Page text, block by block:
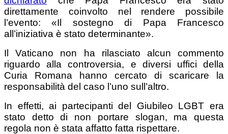
direttamente coinvolto nel rendere possibile
l’evento: «Il sostegno di Papa Francesco
all’iniziativa è stato determinante».
Il Vaticano non ha rilasciato alcun commento
riguardo alla controversia, e diversi uffici della
Curia Romana hanno cercato di scaricare la
responsabilità del caso l’uno sull’altro.
In effetti, ai partecipanti del Giubileo LGBT era
stato detto di non portare slogan, ma questa
regola non è stata affatto fatta rispettare.